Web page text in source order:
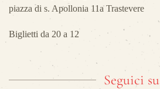
piazza di s. Apollonia 11a Trastevere
Biglietti da 20 a 12
Seguici su